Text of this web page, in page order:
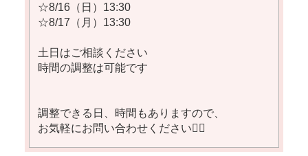
☆8/16（日）13:30
☆8/17（月）13:30
土日はご相談ください
時間の調整は可能です
調整できる日、時間もありますので、
お気軽にお問い合わせください🙂‍↕️